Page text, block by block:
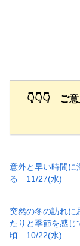
👇👇👇 ご
意外と早い時間に
る 11/27(水)
突然の冬の訪れに
たりと季節を感じ
頃 10/22(水)